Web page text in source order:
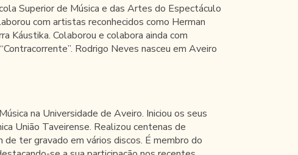
Superior de Música e das Artes do Espectáculo
com artistas reconhecidos como Herman
Káustika. Colaborou e colabora ainda com
Rodrigo Neves nasceu em Aveiro
na Universidade de Aveiro. Iniciou os seus
União Taveirense. Realizou centenas de
ter gravado em vários discos. É membro do